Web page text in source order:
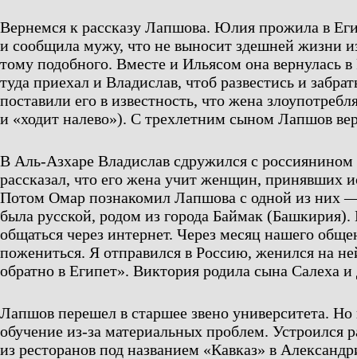
Вернемся к рассказу Лапшова. Юлия прожила в
и сообщила мужу, что не выносит здешней жизни
тому подобного. Вместе и Ильясом она вернулась
туда приехал и Владислав, чтоб развестись и
поставили его в известность, что жена
и «ходит налево»). С трехлетним сыном Лапшов
В Аль-Азхаре Владислав сдружился с
рассказал, что его жена учит женщин, принявших
Потом Омар познакомил Лапшова с одной из них
была русской, родом из города Баймак
общаться через интернет. Через месяц нашего
пожениться. Я отправился в Россию, женился на
обратно в Египет». Виктория родила сына Салеха и
Лапшов перешел в старшее звено университета. Но
обучение из-за материальных проблем. Устроился
из ресторанов под названием «Кавказ» в